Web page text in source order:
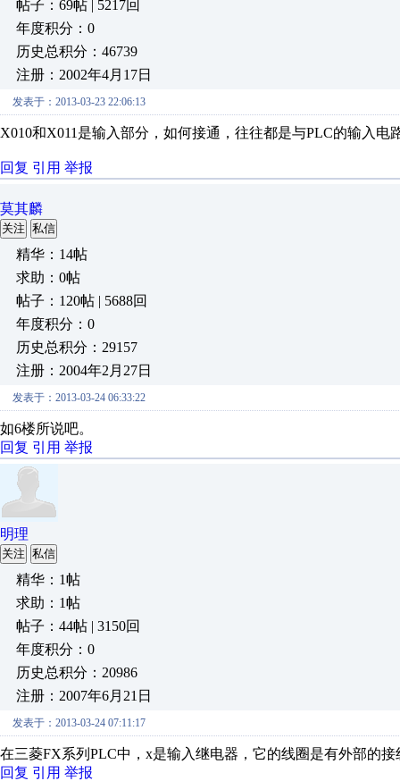
帖子：69帖 | 5217回
年度积分：0
历史总积分：46739
注册：2002年4月17日
发表于：2013-03-23 22:06:13
X010和X011是输入部分，如何接通，往往都是与PLC的输入电
回复 引用 举报
莫其麟
关注 私信
精华：14帖
求助：0帖
帖子：120帖 | 5688回
年度积分：0
历史总积分：29157
注册：2004年2月27日
发表于：2013-03-24 06:33:22
如6楼所说吧。
回复 引用 举报
明理
关注 私信
精华：1帖
求助：1帖
帖子：44帖 | 3150回
年度积分：0
历史总积分：20986
注册：2007年6月21日
发表于：2013-03-24 07:11:17
在三菱FX系列PLC中，x是输入继电器，它的线圈是有外部的
回复 引用 举报